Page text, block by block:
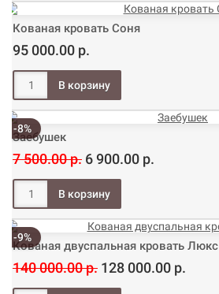
Кованая кровать Соня
95 000.00 р.
-8%
Заебушек
7 500.00 р. 6 900.00 р.
-9%
Кованая двуспальная кровать Люкс
140 000.00 р. 128 000.00 р.